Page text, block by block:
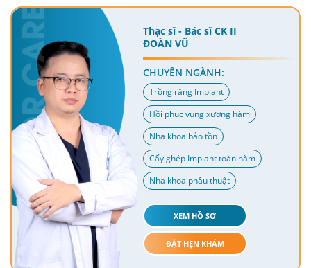
Thạc sĩ - Bác sĩ CK II
ĐOÀN VŨ
CHUYÊN NGÀNH:
Trồng răng Implant
Hồi phục vùng xương hàm
Nha khoa bảo tồn
Cấy ghép Implant toàn hàm
Nha khoa phẫu thuật
XEM HỒ SƠ
ĐẶT HẸN KHÁM